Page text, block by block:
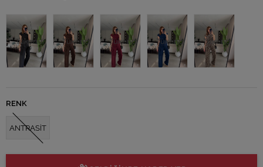
Tükendi Tükendi Tükendi Tükendi Tükendi
RENK
ANTRASİT